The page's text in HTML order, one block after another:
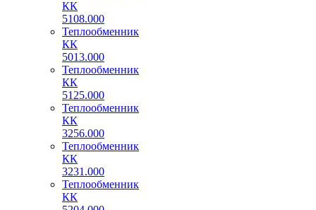
КК
5108.000
Теплообменник
КК
5013.000
Теплообменник
КК
5125.000
Теплообменник
КК
3256.000
Теплообменник
КК
3231.000
Теплообменник
КК